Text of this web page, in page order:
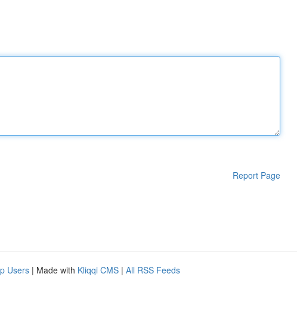
Report Page
Users | Made with Kliqqi CMS | All RSS Feeds